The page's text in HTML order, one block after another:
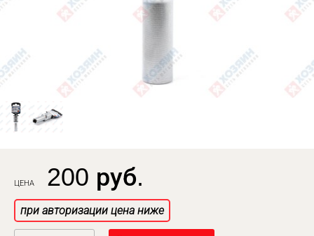
ЦЕНА 200 руб.
при авторизации цена ниже